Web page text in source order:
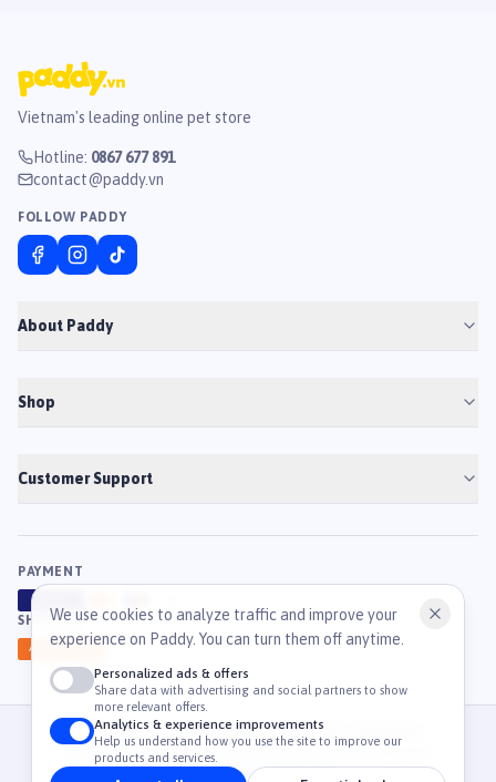
Vietnam's leading online pet store
Hotline: 0867 677 891
contact@paddy.vn
FOLLOW PADDY
About Paddy
Shop
Customer Support
PAYMENT
SHIPPING
Ahamove
© 2026 Công Ty Cổ Phần TM & DV Paddy. MST: 0316459054.
36 Mạc Đĩnh Chi, Phường Tân Định, TP. Hồ Chí Minh, Việt Nam
We use cookies to analyze traffic and improve your
experience on Paddy. You can turn them off anytime.
Personalized ads & offers
Share data with advertising and social partners to show
more relevant offers.
Analytics & experience improvements
Help us understand how you use the site to improve our
products and services.